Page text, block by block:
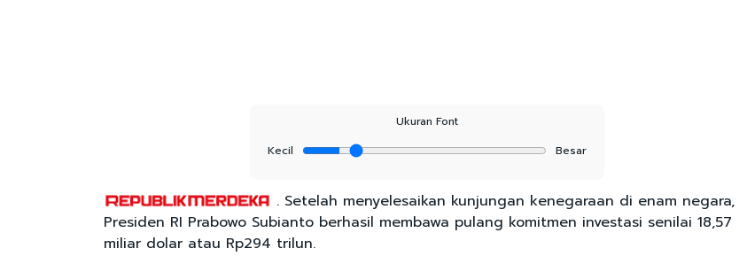
Ukuran Font
Kecil
Besar
. Setelah menyelesaikan kunjungan kenegaraan di enam negara,
Presiden RI Prabowo Subianto berhasil membawa pulang komitmen investasi senilai 18,57
miliar dolar atau Rp294 trilun.